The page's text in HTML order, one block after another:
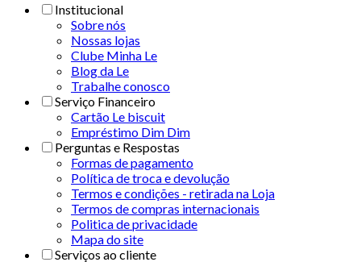
Institucional
Sobre nós
Nossas lojas
Clube Minha Le
Blog da Le
Trabalhe conosco
Serviço Financeiro
Cartão Le biscuit
Empréstimo Dim Dim
Perguntas e Respostas
Formas de pagamento
Política de troca e devolução
Termos e condições - retirada na Loja
Termos de compras internacionais
Politica de privacidade
Mapa do site
Serviços ao cliente